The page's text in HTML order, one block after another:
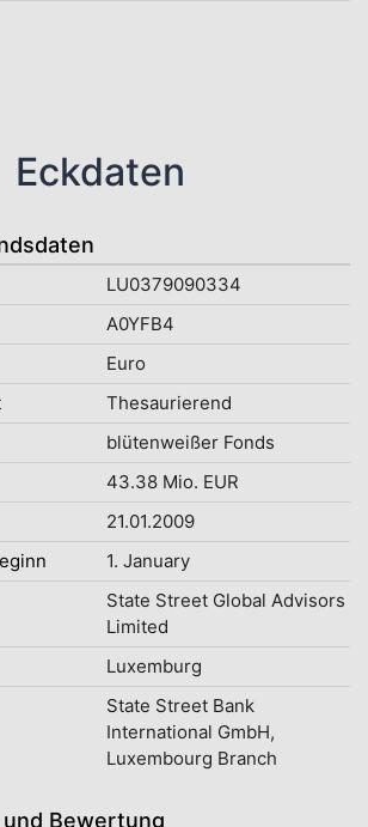
Eckdaten
LU0379090334
A0YFB4
Euro
Thesaurierend
blütenweißer Fonds
43.38 Mio. EUR
21.01.2009
1. January
State Street Global Advisors
Limited
Luxemburg
State Street Bank
International GmbH,
Luxembourg Branch
Bewertung